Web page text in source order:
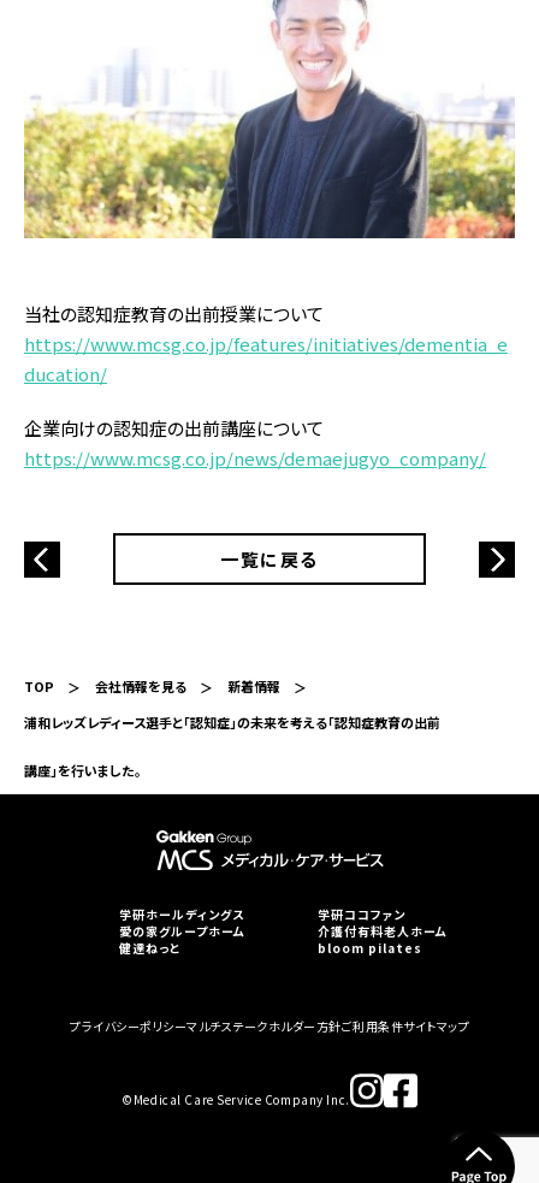
当社の認知症教育の出前授業について
https://www.mcsg.co.jp/features/initiatives/dementia_e
ducation/
企業向けの認知症の出前講座について
https://www.mcsg.co.jp/news/demaejugyo_company/
一覧に戻る
TOP 会社情報を見る
新着情報
浦和レッズレディース選手と「認知症」の未来を考える「認知症教育の出前
講座」を行いました。
学研ホールディングス
学研ココファン
愛の家グループホーム
介護付有料老人ホーム
健達ねっと
bloom pilates
プライバシーポリシーマルチステークホルダー方針ご利用条件サイトマップ
©︎Medical Care Service Company Inc.